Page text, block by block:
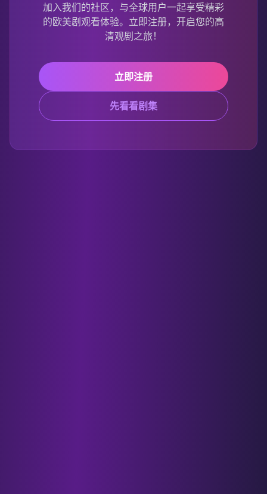
加入我们的社区，与全球用户一起享受精彩
的欧美剧观看体验。立即注册，开启您的高
清观剧之旅！
立即注册
先看看剧集